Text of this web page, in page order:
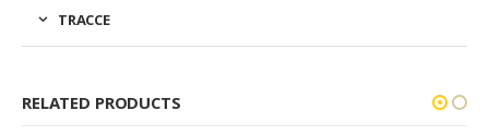
TRACCE
RELATED PRODUCTS